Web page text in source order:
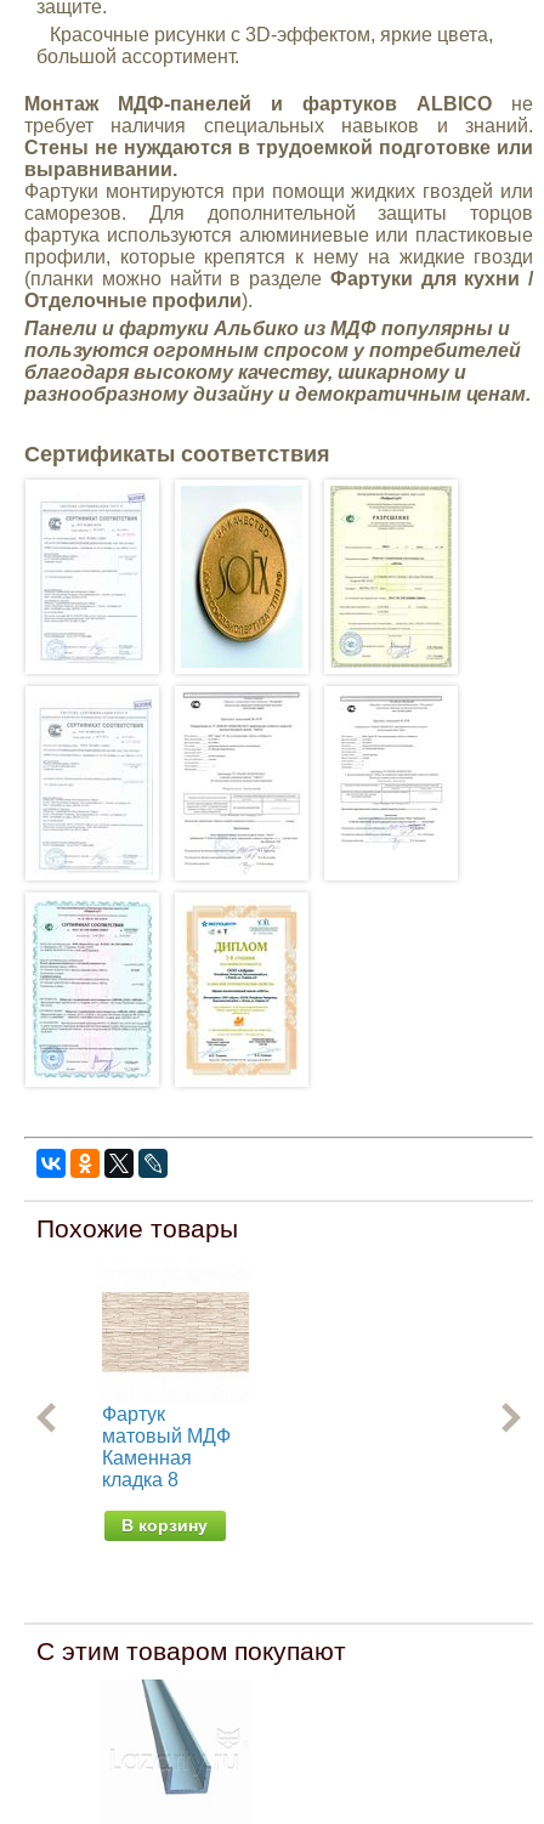
защите.
Красочные рисунки с 3D-эффектом, яркие цвета,
большой ассортимент.
Монтаж МДФ-панелей и фартуков ALBICO не
требует наличия специальных навыков и знаний.
Стены не нуждаются в трудоемкой подготовке или
выравнивании.
Фартуки монтируются при помощи жидких гвоздей или
саморезов. Для дополнительной защиты торцов
фартука используются алюминиевые или пластиковые
профили, которые крепятся к нему на жидкие гвозди
(планки можно найти в разделе Фартуки для кухни /
Отделочные профили).
Панели и фартуки Альбико из МДФ популярны и
пользуются огромным спросом у потребителей
благодаря высокому качеству, шикарному и
разнообразному дизайну и демократичным ценам.
Сертификаты соответствия
Похожие товары
Фартук
матовый МДФ
Каменная
кладка 8
В корзину
С этим товаром покупают